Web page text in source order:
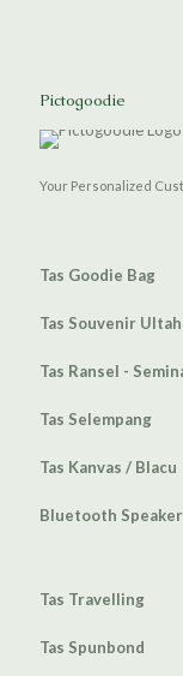
Pictogoodie
Your Personalized
Tas Goodie Bag
Tas Souvenir
Tas Ransel -
Tas Selempang
Tas Kanvas / Blacu
Bluetooth Speaker
Tas Travelling
Tas Spunbond